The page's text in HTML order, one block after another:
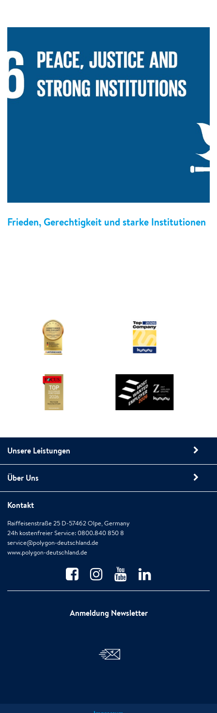
Frieden, Gerechtigkeit und starke Institutionen
Unsere Leistungen
Über Uns
Kontakt
Raiffeisenstraße 25 D-57462 Olpe, Germany
24h kostenfreier Service: 0800.840 850 8
service@polygon-deutschland.de
www.polygon-deutschland.de
Anmeldung Newsletter